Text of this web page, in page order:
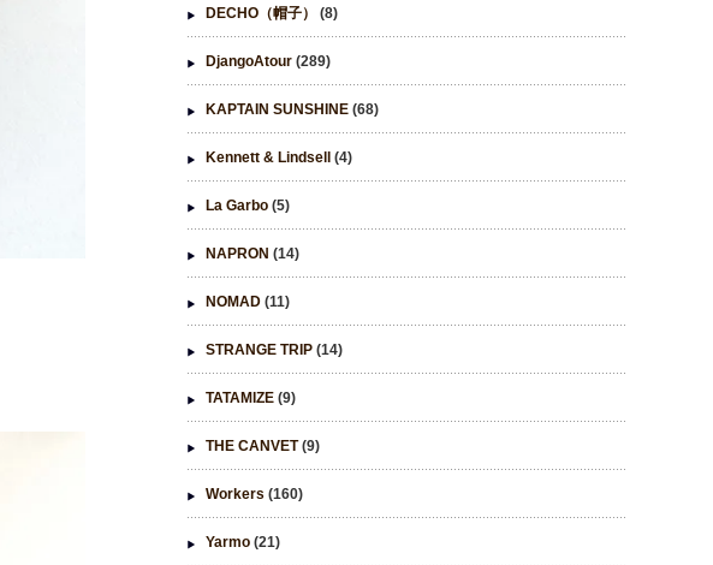
DECHO（帽子） (8)
DjangoAtour (289)
KAPTAIN SUNSHINE (68)
Kennett & Lindsell (4)
La Garbo (5)
NAPRON (14)
NOMAD (11)
STRANGE TRIP (14)
TATAMIZE (9)
THE CANVET(9)
Workers (160)
Yarmo (21)